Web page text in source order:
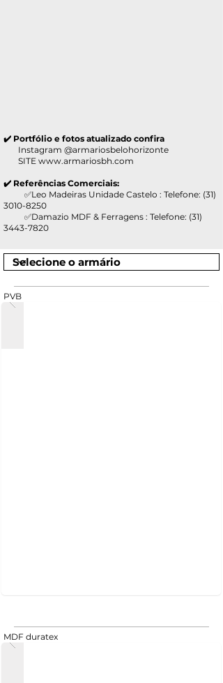
✔️ Portfólio e fotos atualizado confira
Instagram @armariosbelohorizonte
SITE www.armariosbh.com
✔️ Referências Comerciais:
✅Leo Madeiras Unidade Castelo : Telefone: (31)
3010-8250
✅Damazio MDF & Ferragens : Telefone: (31)
3443-7820
PVB
MDF duratex